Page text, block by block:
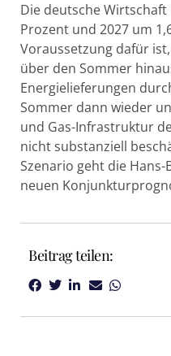
Die deutsche Wirtschaft
Prozent und 2027 um
Voraussetzung dafür
über den Sommer
Energielieferungen
Sommer dann wieder
und Gas-Infrastruktur
nicht substanziell
Szenario geht die
neuen
Beitrag teilen: